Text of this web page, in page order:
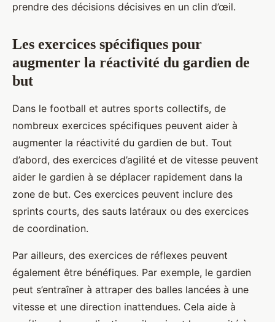
prendre des décisions décisives en un clin d’œil.
Les exercices spécifiques pour
augmenter la réactivité du gardien de
but
Dans le football et autres sports collectifs, de
nombreux exercices spécifiques peuvent aider à
augmenter la réactivité du gardien de but. Tout
d’abord, des exercices d’agilité et de vitesse peuvent
aider le gardien à se déplacer rapidement dans la
zone de but. Ces exercices peuvent inclure des
sprints courts, des sauts latéraux ou des exercices
de coordination.
Par ailleurs, des exercices de réflexes peuvent
également être bénéfiques. Par exemple, le gardien
peut s’entraîner à attraper des balles lancées à une
vitesse et une direction inattendues. Cela aide à